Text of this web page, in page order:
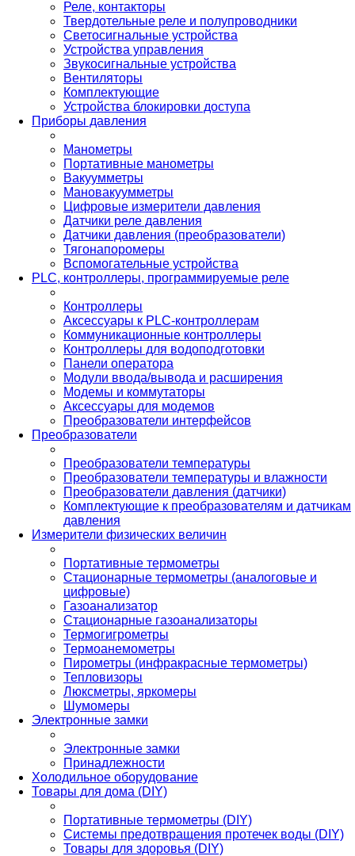
Реле, контакторы
Твердотельные реле и полупроводники
Светосигнальные устройства
Устройства управления
Звукосигнальные устройства
Вентиляторы
Комплектующие
Устройства блокировки доступа
Приборы давления
Манометры
Портативные манометры
Вакуумметры
Мановакуумметры
Цифровые измерители давления
Датчики реле давления
Датчики давления (преобразователи)
Тягонапоромеры
Вспомогательные устройства
PLС, контроллеры, программируемые реле
Контроллеры
Аксессуары к PLC-контроллерам
Коммуникационные контроллеры
Контроллеры для водоподготовки
Панели оператора
Модули ввода/вывода и расширения
Модемы и коммутаторы
Аксессуары для модемов
Преобразователи интерфейсов
Преобразователи
Преобразователи температуры
Преобразователи температуры и влажности
Преобразователи давления (датчики)
Комплектующие к преобразователям и датчикам
давления
Измерители физических величин
Портативные термометры
Стационарные термометры (аналоговые и
цифровые)
Газоанализатор
Стационарные газоанализаторы
Термогигрометры
Термоанемометры
Пирометры (инфракрасные термометры)
Тепловизоры
Люксметры, яркомеры
Шумомеры
Электронные замки
Электронные замки
Принадлежности
Холодильное оборудование
Товары для дома (DIY)
Портативные термометры (DIY)
Системы предотвращения протечек воды (DIY)
Товары для здоровья (DIY)